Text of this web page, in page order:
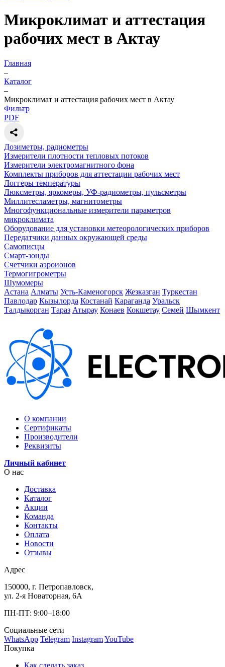
Микроклимат и аттестация
рабочих мест в Актау
Главная
–
Каталог
–
Микроклимат и аттестация рабочих мест в Актау
Фильтр
PDF
Дозиметры, радиометры
Измерители плотности тепловых потоков
Измерители электромагнитного фона
Комплекты приборов для аттестации рабочих мест
Логгеры температуры
Люксметры, яркомеры, УФ-радиометры, пульсметры
Миллитесламетры, магнитометры
Многофункциональные измерители параметров
микроклимата
Оборудование для установки метеорологических приборов
Передатчики данных окружающей среды
Самописцы
Смарт-зонды
Счетчики аэроионов
Термогигрометры
Шумомеры
Астана Алматы Усть-Каменогорск Жезказган Туркестан
Павлодар Кызылорда Костанай Караганда Уральск
Талдыкорган Тараз Атырау Конаев Кокшетау Семей Шымкент
О компании
Сертификаты
Производители
Реквизиты
Личный кабинет
О нас
Доставка
Каталог
Акции
Команда
Контакты
Оплата
Новости
Отзывы
Адрес
150000, г. Петропавловск,
ул. 2-я Новаторная, 6А
ПН-ПТ: 9:00–18:00
Социальные сети
WhatsApp Telegram InstagramYouTube
Покупка
Как сделать заказ